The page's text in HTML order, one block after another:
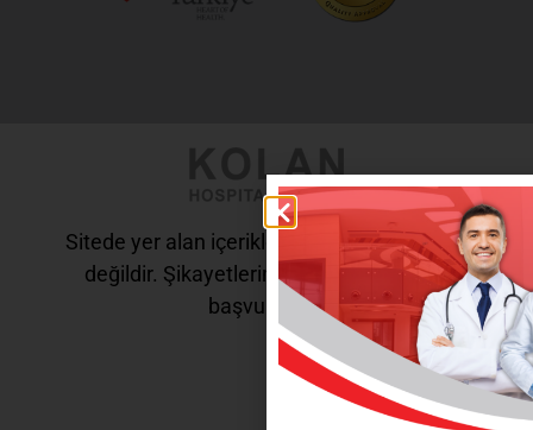
Sitede yer alan içerikler tanı ve tedavi amaçlı
değildir. Şikayetleriniz için doktorunuza
başvurunuz.